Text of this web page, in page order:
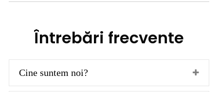
Întrebări frecvente
Cine suntem noi?